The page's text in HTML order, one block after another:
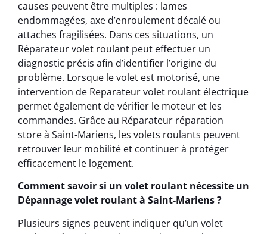
causes peuvent être multiples : lames
endommagées, axe d’enroulement décalé ou
attaches fragilisées. Dans ces situations, un
Réparateur volet roulant peut effectuer un
diagnostic précis afin d’identifier l’origine du
problème. Lorsque le volet est motorisé, une
intervention de Reparateur volet roulant électrique
permet également de vérifier le moteur et les
commandes. Grâce au Réparateur réparation
store à Saint-Mariens, les volets roulants peuvent
retrouver leur mobilité et continuer à protéger
efficacement le logement.
Comment savoir si un volet roulant nécessite un
Dépannage volet roulant à Saint-Mariens ?
Plusieurs signes peuvent indiquer qu’un volet